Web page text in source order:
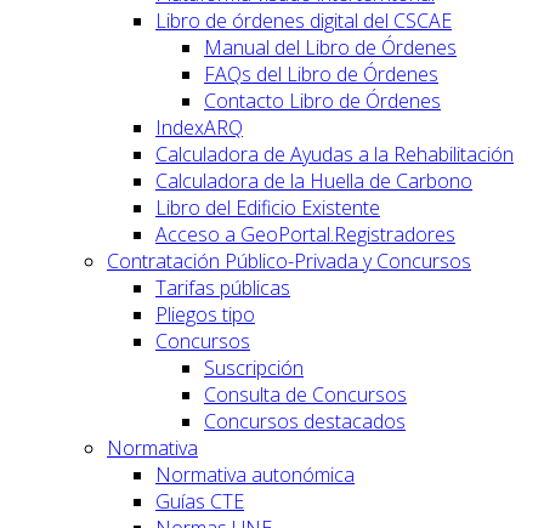
Libro de órdenes digital del CSCAE
Manual del Libro de Órdenes
FAQs del Libro de Órdenes
Contacto Libro de Órdenes
IndexARQ
Calculadora de Ayudas a la Rehabilitación
Calculadora de la Huella de Carbono
Libro del Edificio Existente
Acceso a GeoPortal.Registradores
Contratación Público-Privada y Concursos
Tarifas públicas
Pliegos tipo
Concursos
Suscripción
Consulta de Concursos
Concursos destacados
Normativa
Normativa autonómica
Guías CTE